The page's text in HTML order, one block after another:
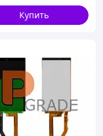
Купить